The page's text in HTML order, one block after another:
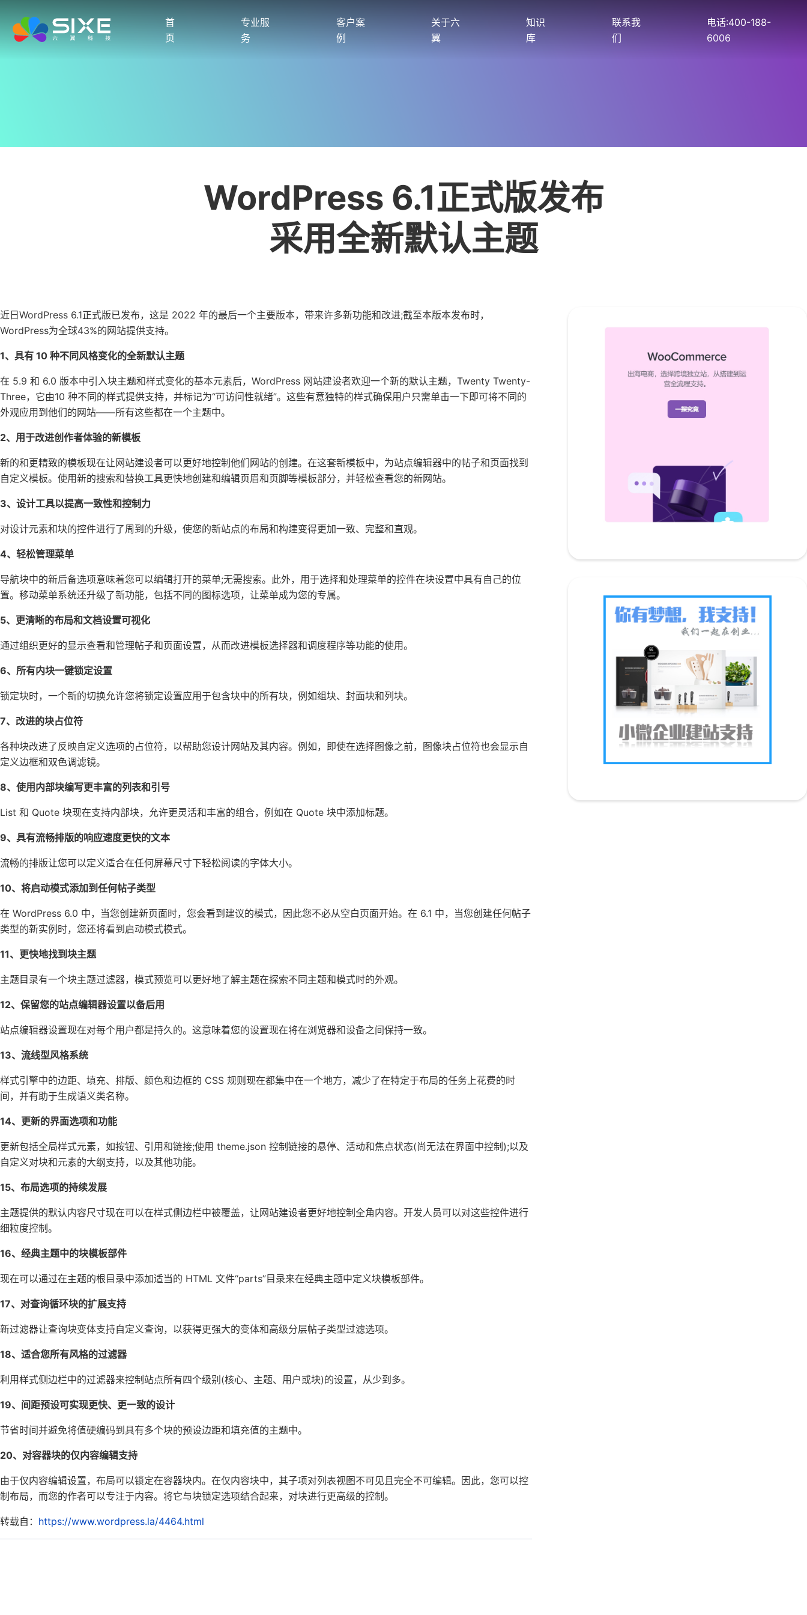
首
页
专业服
务
客户案
例
关于六
翼
知识
库
联系我
们
电话:400-188-
6006
WordPress 6.1正式版发布
采用全新默认主题
近日WordPress 6.1正式版已发布，这是 2022 年的最后一个主要版本，带来许多新功能和改进;截至本版本发布时，
WordPress为全球43%的网站提供支持。
1、具有 10 种不同风格变化的全新默认主题
在 5.9 和 6.0 版本中引入块主题和样式变化的基本元素后，WordPress 网站建设者欢迎一个新的默认主题，Twenty Twenty-
Three，它由10 种不同的样式提供支持，并标记为“可访问性就绪”。这些有意独特的样式确保用户只需单击一下即可将不同的
外观应用到他们的网站——所有这些都在一个主题中。
2、用于改进创作者体验的新模板
新的和更精致的模板现在让网站建设者可以更好地控制他们网站的创建。在这套新模板中，为站点编辑器中的帖子和页面找到
自定义模板。使用新的搜索和替换工具更快地创建和编辑页眉和页脚等模板部分，并轻松查看您的新网站。
3、设计工具以提高一致性和控制力
对设计元素和块的控件进行了周到的升级，使您的新站点的布局和构建变得更加一致、完整和直观。
4、轻松管理菜单
导航块中的新后备选项意味着您可以编辑打开的菜单;无需搜索。此外，用于选择和处理菜单的控件在块设置中具有自己的位
置。移动菜单系统还升级了新功能，包括不同的图标选项，让菜单成为您的专属。
5、更清晰的布局和文档设置可视化
通过组织更好的显示查看和管理帖子和页面设置，从而改进模板选择器和调度程序等功能的使用。
6、所有内块一键锁定设置
锁定块时，一个新的切换允许您将锁定设置应用于包含块中的所有块，例如组块、封面块和列块。
7、改进的块占位符
各种块改进了反映自定义选项的占位符，以帮助您设计网站及其内容。例如，即使在选择图像之前，图像块占位符也会显示自
定义边框和双色调滤镜。
8、使用内部块编写更丰富的列表和引号
List 和 Quote 块现在支持内部块，允许更灵活和丰富的组合，例如在 Quote 块中添加标题。
9、具有流畅排版的响应速度更快的文本
流畅的排版让您可以定义适合在任何屏幕尺寸下轻松阅读的字体大小。
10、将启动模式添加到任何帖子类型
在 WordPress 6.0 中，当您创建新页面时，您会看到建议的模式，因此您不必从空白页面开始。在 6.1 中，当您创建任何帖子
类型的新实例时，您还将看到启动模式模式。
11、更快地找到块主题
主题目录有一个块主题过滤器，模式预览可以更好地了解主题在探索不同主题和模式时的外观。
12、保留您的站点编辑器设置以备后用
站点编辑器设置现在对每个用户都是持久的。这意味着您的设置现在将在浏览器和设备之间保持一致。
13、流线型风格系统
样式引擎中的边距、填充、排版、颜色和边框的 CSS 规则现在都集中在一个地方，减少了在特定于布局的任务上花费的时
间，并有助于生成语义类名称。
14、更新的界面选项和功能
更新包括全局样式元素，如按钮、引用和链接;使用 theme.json 控制链接的悬停、活动和焦点状态(尚无法在界面中控制);以及
自定义对块和元素的大纲支持，以及其他功能。
15、布局选项的持续发展
主题提供的默认内容尺寸现在可以在样式侧边栏中被覆盖，让网站建设者更好地控制全角内容。开发人员可以对这些控件进行
细粒度控制。
16、经典主题中的块模板部件
现在可以通过在主题的根目录中添加适当的 HTML 文件“parts”目录来在经典主题中定义块模板部件。
17、对查询循环块的扩展支持
新过滤器让查询块变体支持自定义查询，以获得更强大的变体和高级分层帖子类型过滤选项。
18、适合您所有风格的过滤器
利用样式侧边栏中的过滤器来控制站点所有四个级别(核心、主题、用户或块)的设置，从少到多。
19、间距预设可实现更快、更一致的设计
节省时间并避免将值硬编码到具有多个块的预设边距和填充值的主题中。
20、对容器块的仅内容编辑支持
由于仅内容编辑设置，布局可以锁定在容器块内。在仅内容块中，其子项对列表视图不可见且完全不可编辑。因此，您可以控
制布局，而您的作者可以专注于内容。将它与块锁定选项结合起来，对块进行更高级的控制。
转载自： https://www.wordpress.la/4464.html